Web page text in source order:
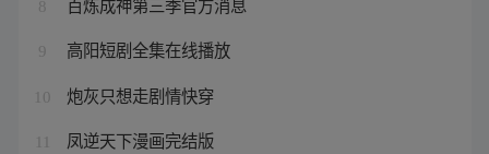
8
9 高阳短剧全集在线播放
10 炮灰只想走剧情快穿
凤逆天下漫画完结版